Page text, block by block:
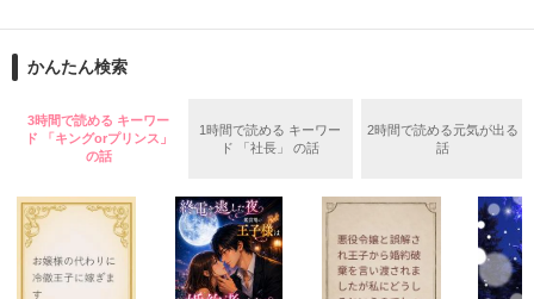
けどそれは無理だから…
幸せになってね
＊＊＊＊＊＊＊＊＊＊＊＊＊＊
詩寛さん、素敵なレビューありがとうございます。
作品を読む
かんたん検索
3時間で読める キーワー
ド 「キングorプリンス」
の話
1時間で読める キーワー
ド 「社長」 の話
2時間で読める元気が出る
話